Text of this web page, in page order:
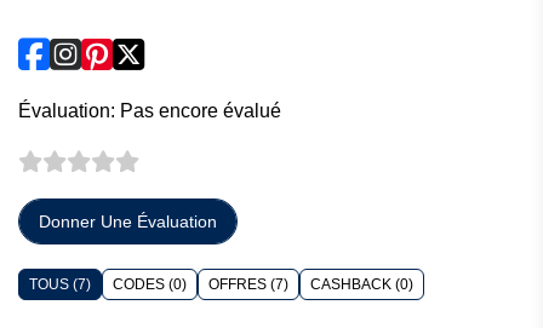
Évaluation: Pas encore évalué
Donner Une Évaluation
TOUS (7) CODES (0) OFFRES (7) CASHBACK (0)